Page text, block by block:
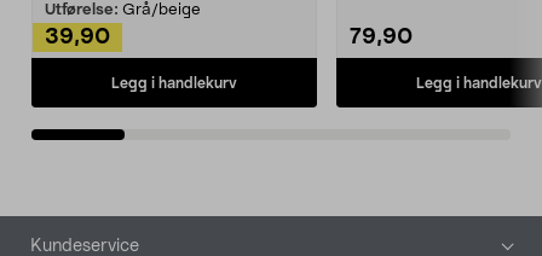
Utførelse: Grå/beige
39,90
Legg i handlekurv
79,90
Legg i handlekurv
Bunntekst
Kundeservice